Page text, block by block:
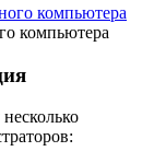
компьютера